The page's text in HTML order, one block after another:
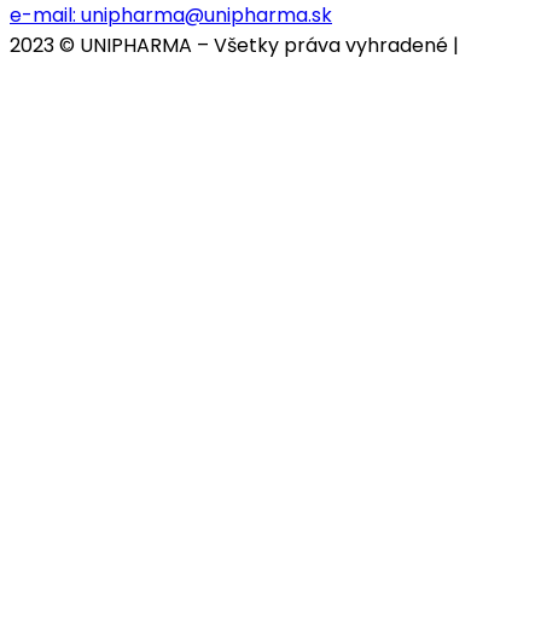
e-mail: unipharma@unipharma.sk
2023 © UNIPHARMA – Všetky práva vyhradené |